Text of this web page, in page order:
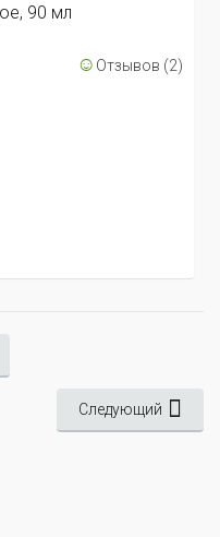
41 р.
Уведомить меня
Следующий